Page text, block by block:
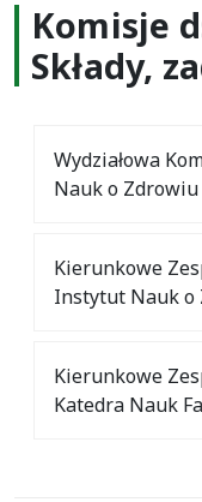
Komisje
Składy,
Wydziałowa
Nauk o Zdrowiu
Kierunkowe
Instytut Nauk o
Kierunkowe
Katedra Nauk